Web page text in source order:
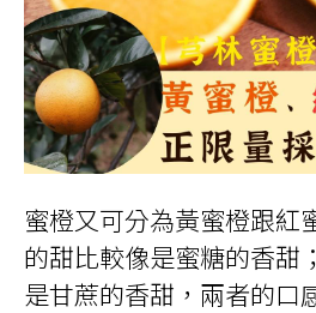
蜜橙又可分為黃蜜橙跟紅
的甜比較像是蜜糖的香甜
是甘蔗的香甜，兩者的口